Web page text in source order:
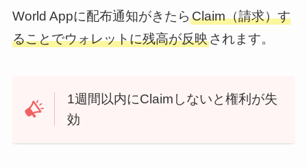
World Appに配布通知がきたら Claim（請求）す
ることでウォレットに残高が反映されます。
1週間以内にClaimしないと権利が失
効